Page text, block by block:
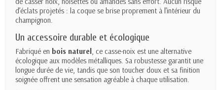
d’éclats projetés : la coque se brise proprement à l’intérieur du
champignon.
Un accessoire durable et écologique
Fabriqué en bois naturel , ce casse-noix est une alternative
écologique aux modèles métalliques. Sa robustesse garantit une
longue durée de vie, tandis que son toucher doux et sa finition
soignée offrent une sensation agréable à chaque utilisation.